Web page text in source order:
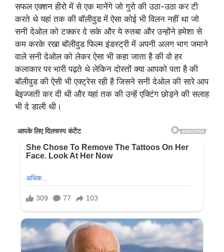
सफल एक्शन हीरो में से एक मानेंगे जो गुरो की उठा-उठा कर टी
करते थे यहां तक की बॉलीवुड में ऐसा कोई भी विलन नहीं था जो
सनी देओल को टक्कर दे सके और ये रुतबा और उन्होंने हमेशा से
कम करके रखा बॉलीवुड फिल्म इंडस्ट्री में अपनी अलग भाग जमाने
वाले सनी देओल को लेकर ऐसा भी कहा जाता है की वो हर
कलाकार पर भारी पढ़ते थे लेकिन दोस्तों क्या आपको पता है की
बॉलीवुड की ऐसी भी एक्ट्रेस रही है जिसने सनी देओल की सारे आप
बेइज्जती कर दी थी और यहां तक की उन्हें एक्टिंग छोड़ने की सलाह
भी दे डाली थी।